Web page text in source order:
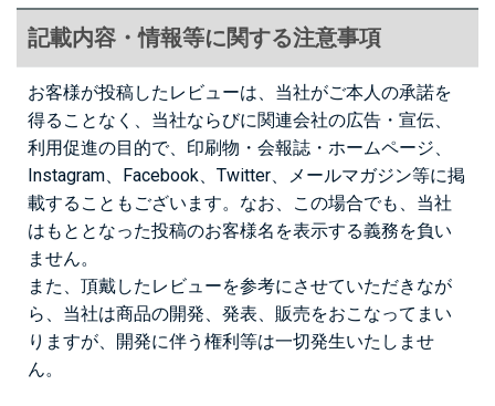
記載内容・情報等に関する注意事項
お客様が投稿したレビューは、当社がご本人の承諾を
得ることなく、当社ならびに関連会社の広告・宣伝、
利用促進の目的で、印刷物・会報誌・ホームページ、
Instagram、Facebook、Twitter、メールマガジン等に掲
載することもございます。なお、この場合でも、当社
はもととなった投稿のお客様名を表示する義務を負い
ません。
また、頂戴したレビューを参考にさせていただきなが
ら、当社は商品の開発、発表、販売をおこなってまい
りますが、開発に伴う権利等は一切発生いたしませ
ん。